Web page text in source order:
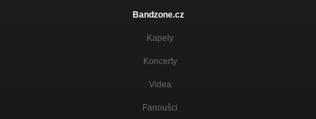
Bandzone.cz
Kapely
Koncerty
Videa
Fanoušci